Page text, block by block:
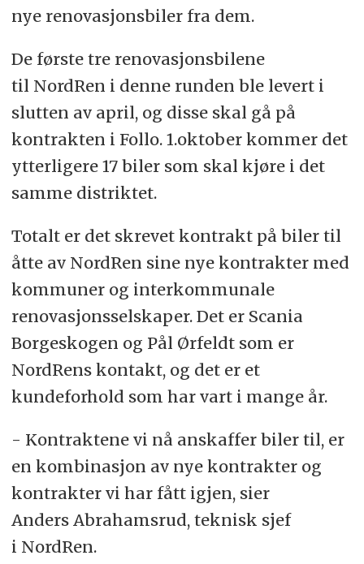
nye renovasjonsbiler fra dem.
De første tre renovasjonsbilene
til NordRen i denne runden ble levert i
slutten av april, og disse skal gå på
kontrakten i Follo. 1.oktober kommer det
ytterligere 17 biler som skal kjøre i det
samme distriktet.
Totalt er det skrevet kontrakt på biler til
åtte av NordRen sine nye kontrakter med
kommuner og interkommunale
renovasjonsselskaper. Det er Scania
Borgeskogen og Pål Ørfeldt som er
NordRens kontakt, og det er et
kundeforhold som har vart i mange år.
- Kontraktene vi nå anskaffer biler til, er
en kombinasjon av nye kontrakter og
kontrakter vi har fått igjen, sier
Anders Abrahamsrud, teknisk sjef
i NordRen.